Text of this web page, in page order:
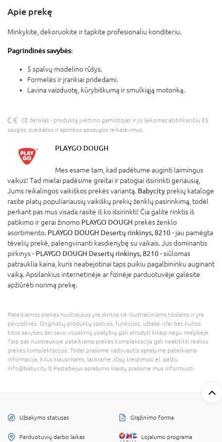
Apie prekę
Minkykite, dekoruokite ir tapkite profesionaliu konditeriu.
Pagrindinės savybės:
5 spalvų modelino rūšys.
Formelės ir įrankiai pridedami.
Lavina vaizduotę, kūrybiškumą ir smulkiąją motoriką.
CE ženklas - produktą įvertino gamintojas ir jis laikomas atitinkančiu ES
saugos, sveikatos ir aplinkos apsaugos reikalavimus.
PLAYGO DOUGH
Mes esame tam, kad padėtume auginti laimingus
vaikus! Tad mielai padėsime greitai ir patogiai išsirinkti geriausią,
Jums reikalingos vaikiškos prekės variantą. Babycity prekių kataloge
rasite platų populiariausių vaikiškų prekių ženklų pasirinkimą, todėl
perkant pas mus visada rasite iš ko išsirinkti! Čia galite rinktis iš
patikimo ir gerai žinomo PLAYGO DOUGH prekės ženklo
asortimento. PLAYGO DOUGH Desertų rinkinys, 8210- jau pamėgta
tėvelių prekė, palengvinanti kasdienybę su vaikais. Jus dominantis
pirkinys - PLAYGO DOUGH Desertų rinkinys, 8210- siūlomas
patrauklia kaina, kuris neabejotinai taps puikiu pagalbininku auginant
vaiką. Apsilankius internetinėje ar fizinėje parduotuvėje galėsite
apžiūrėti norimą prekę.
Pateikiamos prekės nuotraukos yra skirtos tik iliustraciniams tikslams ir yra
pavyzdinės. Originalių produktų spalvos, funkcijos, užrašai ir/ar bet kurios
kitos savybės dėl savo vizualinių ypatybių gali atrodyti kitaip negu realybėje.
Taip pat nuotraukoje pateikiama prekės komplektacija gali neatitikti realios
prekės komplektacijos. Todėl prašome vadovautis aprašyme pateikiama
informacija. Kilus klausimams, laukiame Jūsų kreipimosi el. paštu
info@babycity.lt Pastebėjus aprašymo klaidų prašome mus informuoti.
Užsakymo statusas Grąžinimo forma
Parduotuvių darbo laikas Lojalumo programa